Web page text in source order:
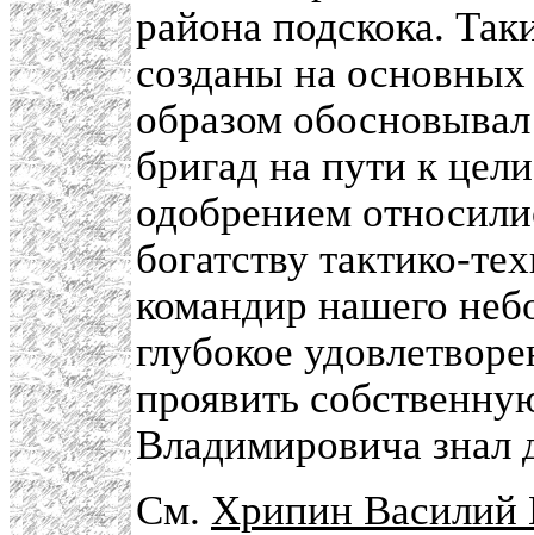
района подскока.
созданы на
образом
бригад на пути к
одобрением
богатству тактико-
командир нашего
глубокое
проявить
Владимировича знал
См. Хрипин Василий